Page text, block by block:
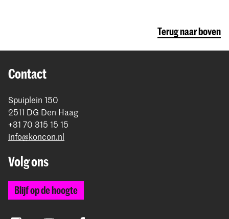
Terug naar boven
Contact
Spuiplein 150
2511 DG Den Haag
+31 70 315 15 15
info@koncon.nl
Volg ons
Blijf op de hoogte